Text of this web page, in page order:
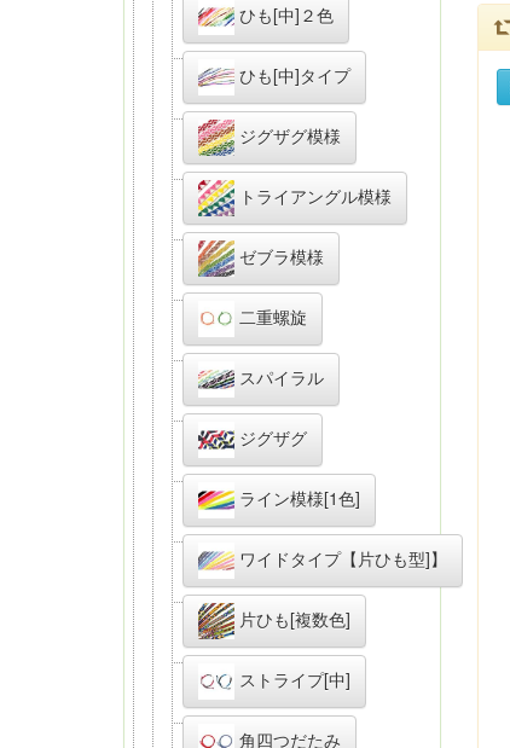
ひも[中]２色
ひも[中]タイプ
ジグザグ模様
トライアングル模様
ゼブラ模様
二重螺旋
スパイラル
ジグザグ
ライン模様[1色]
ワイドタイプ【片ひも型]】
片ひも[複数色]
ストライプ[中]
角四つだたみ